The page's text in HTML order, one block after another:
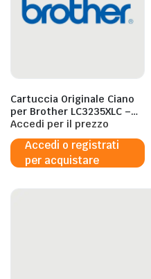
Cartuccia Originale Ciano
per Brother LC3235XLC –
5000 Pagine al 5%
Accedi per il prezzo
Accedi o registrati
per acquistare